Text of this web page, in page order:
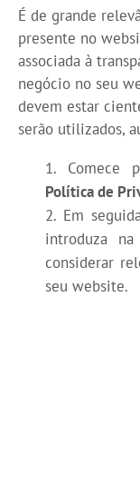
É de grande
presente no
associada à
negócio no seu
devem estar
serão utilizados,
Comece
Política de
Em
introduza na
considerar
seu website.